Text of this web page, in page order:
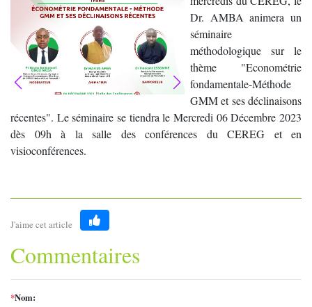
Dr. AMBA animera un
séminaire
méthodologique sur le
thème "Econométrie
fondamentale-Méthode
GMM et ses déclinaisons
récentes". Le séminaire se tiendra le Mercredi 06 Décembre 2023
dès 09h à la salle des conférences du CEREG et en
visioconférences.
J'aime cet article
Like
Commentaires
*Nom: